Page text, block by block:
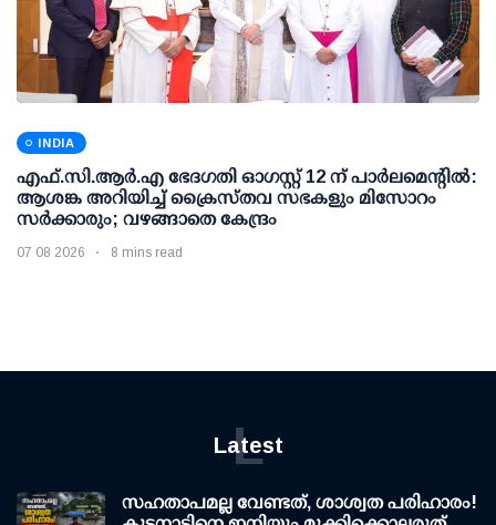
INDIA
എഫ്.സി.ആര്‍.എ ഭേദഗതി ഓഗസ്റ്റ് 12 ന് പാര്‍ലമെന്റില്‍:
ആശങ്ക അറിയിച്ച് ക്രൈസ്തവ സഭകളും മിസോറം
സര്‍ക്കാരും; വഴങ്ങാതെ കേന്ദ്രം
07 08 2026 8 mins read
Latest
L
സഹതാപമല്ല വേണ്ടത്, ശാശ്വത പരിഹാരം!